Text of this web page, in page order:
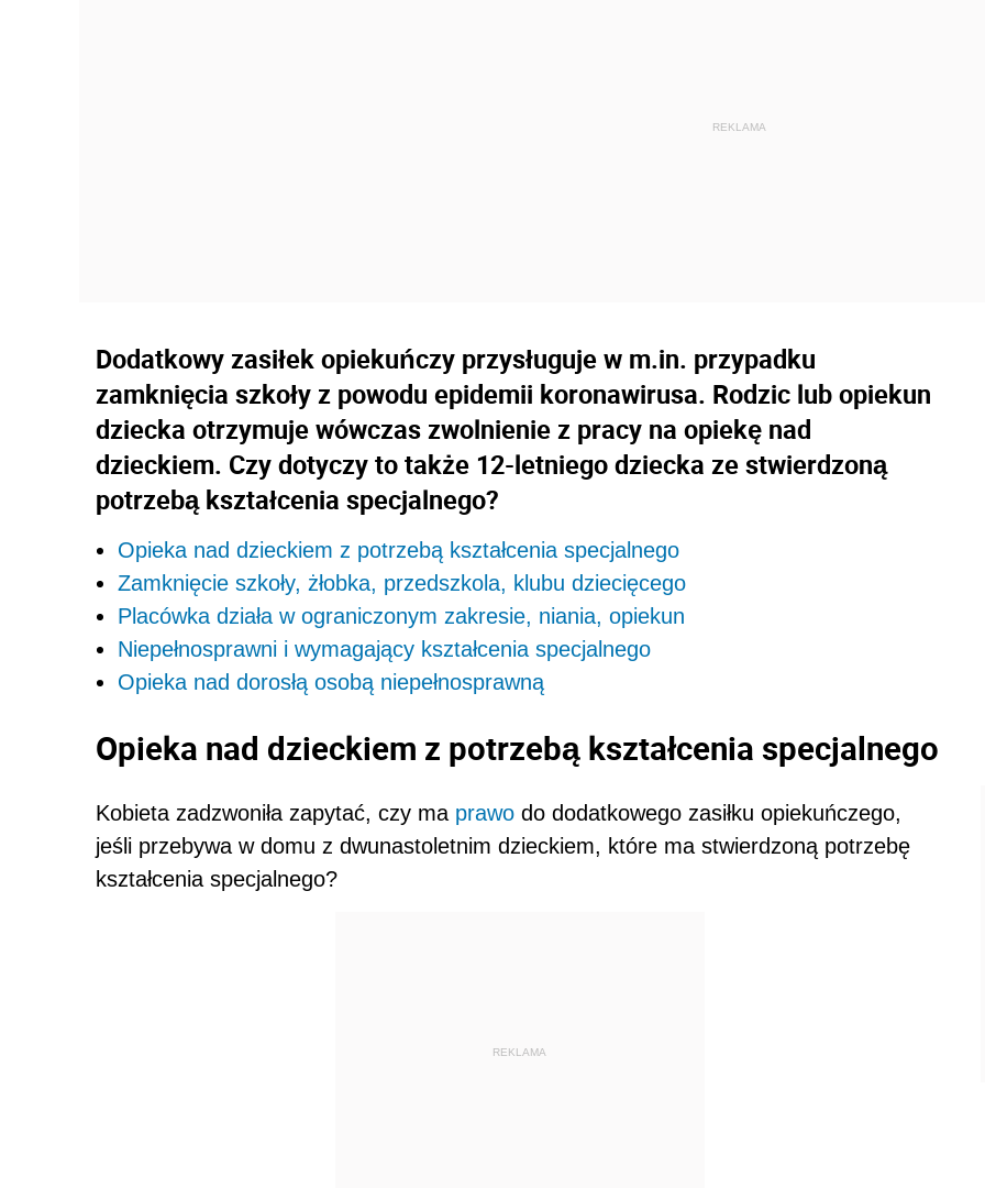
Dodatkowy zasiłek opiekuńczy przysługuje w m.in. przypadku
zamknięcia szkoły z powodu epidemii koronawirusa. Rodzic lub opiekun
dziecka otrzymuje wówczas zwolnienie z pracy na opiekę nad
dzieckiem. Czy dotyczy to także 12-letniego dziecka ze stwierdzoną
potrzebą kształcenia specjalnego?
Opieka nad dzieckiem z potrzebą kształcenia specjalnego
Zamknięcie szkoły, żłobka, przedszkola, klubu dziecięcego
Placówka działa w ograniczonym zakresie, niania, opiekun
Niepełnosprawni i wymagający kształcenia specjalnego
Opieka nad dorosłą osobą niepełnosprawną
Opieka nad dzieckiem z potrzebą kształcenia specjalnego
Kobieta zadzwoniła zapytać, czy ma prawo do dodatkowego zasiłku opiekuńczego,
jeśli przebywa w domu z dwunastoletnim dzieckiem, które ma stwierdzoną potrzebę
kształcenia specjalnego?
REKLAMA